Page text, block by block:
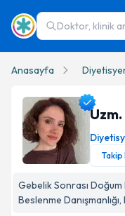
Doktor, klinik
Anasayfa
Takip
Gebelik Sonrası Doğum
Beslenme